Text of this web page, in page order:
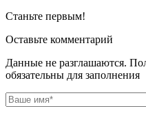
Станьте первым!
Оставьте комментарий
Данные не разглашаются.
обязательны для заполнения